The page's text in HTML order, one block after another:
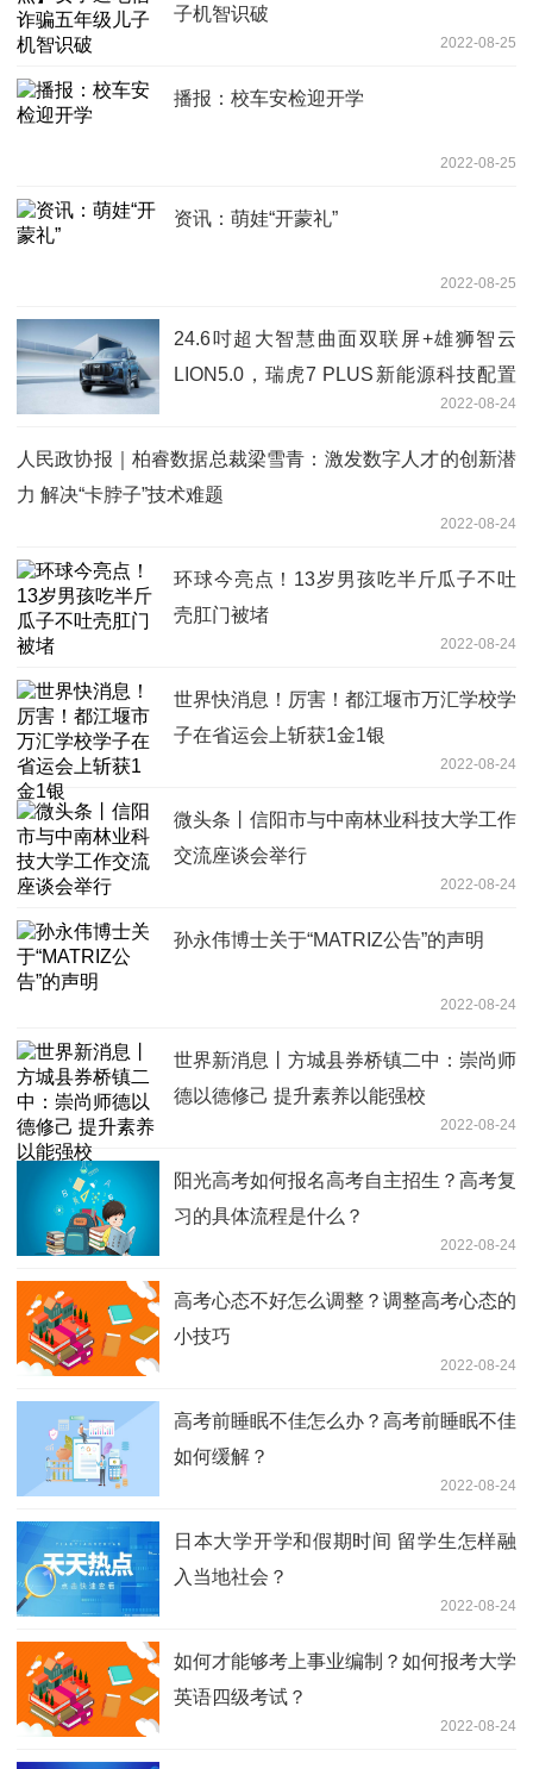
子机智识破
2022-08-25
播报：校车安检迎开学
2022-08-25
资讯：萌娃“开蒙礼”
2022-08-25
24.6吋超大智慧曲面双联屏+雄狮智云
LION5.0，瑞虎7 PLUS新能源科技配置
2022-08-24
人民政协报｜柏睿数据总裁梁雪青：激发数字人才的创新潜
力 解决“卡脖子”技术难题
2022-08-24
环球今亮点！13岁男孩吃半斤瓜子不吐
壳肛门被堵
2022-08-24
世界快消息！厉害！都江堰市万汇学校学
子在省运会上斩获1金1银
2022-08-24
微头条丨信阳市与中南林业科技大学工作
交流座谈会举行
2022-08-24
孙永伟博士关于“MATRIZ公告”的声明
2022-08-24
世界新消息丨方城县券桥镇二中：崇尚师
德以德修己 提升素养以能强校
2022-08-24
阳光高考如何报名高考自主招生？高考复
习的具体流程是什么？
2022-08-24
高考心态不好怎么调整？调整高考心态的
小技巧
2022-08-24
高考前睡眠不佳怎么办？高考前睡眠不佳
如何缓解？
2022-08-24
日本大学开学和假期时间 留学生怎样融
入当地社会？
2022-08-24
如何才能够考上事业编制？如何报考大学
英语四级考试？
2022-08-24